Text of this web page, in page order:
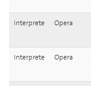
Interprete Opera
Interprete Opera